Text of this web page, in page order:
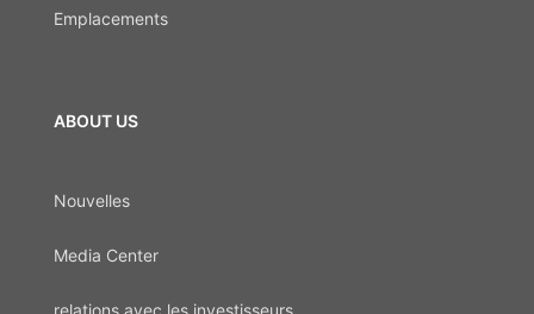
Emplacements
ABOUT US
Nouvelles
Media Center